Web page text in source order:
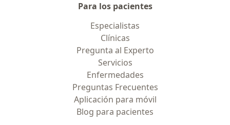
Para los pacientes
Especialistas
Clínicas
Pregunta al Experto
Servicios
Enfermedades
Preguntas Frecuentes
Aplicación para móvil
Blog para pacientes